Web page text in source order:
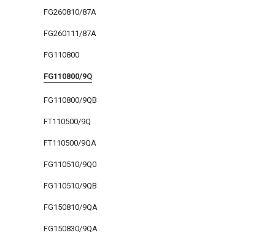
FG260810/87A
FG260111/87A
FG110800
FG110800/9Q
FG110800/9QB
FT110500/9Q
FT110500/9QA
FG110510/9Q0
FG110510/9QB
FG150810/9QA
FG150830/9QA